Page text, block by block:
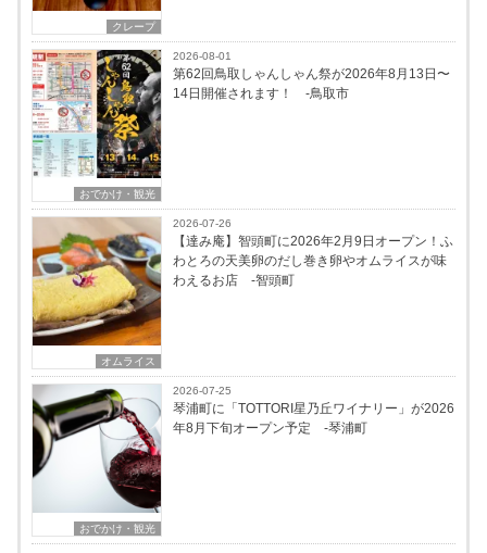
クレープ
おでかけ・観光
2026-08-01
第62回鳥取しゃんしゃん祭が2026年8月13日〜
14日開催されます！ -鳥取市
オムライス
2026-07-26
【達み庵】智頭町に2026年2月9日オープン！ふ
わとろの天美卵のだし巻き卵やオムライスが味
わえるお店 -智頭町
おでかけ・観光
2026-07-25
琴浦町に「TOTTORI星乃丘ワイナリー」が2026
年8月下旬オープン予定 -琴浦町